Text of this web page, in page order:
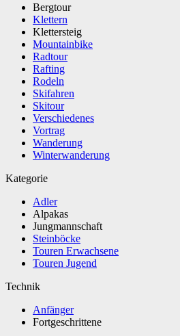
Bergtour
Klettern
Klettersteig
Mountainbike
Radtour
Rafting
Rodeln
Skifahren
Skitour
Verschiedenes
Vortrag
Wanderung
Winterwanderung
Kategorie
Adler
Alpakas
Jungmannschaft
Steinböcke
Touren Erwachsene
Touren Jugend
Technik
Anfänger
Fortgeschrittene